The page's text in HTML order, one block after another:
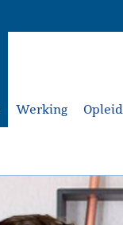
Werking